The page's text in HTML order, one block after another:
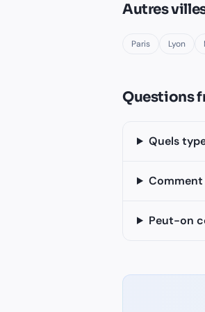
Autres
Paris Lyon
Questions
Quels
Peut-on